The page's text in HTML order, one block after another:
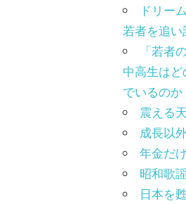
ドリー
若者を追
「若者
中高生は
でいるの
震える
成長以
年金だ
昭和歌
日本を